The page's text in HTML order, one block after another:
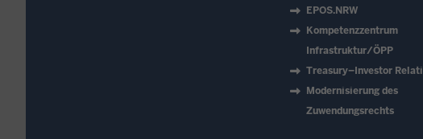
EPOS.NRW
Kompetenzzentrum
Infrastruktur/ÖPP
Treasury–Investor
Modernisierung des
Zuwendungsrechts